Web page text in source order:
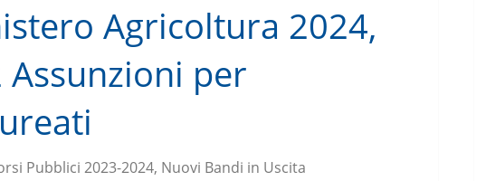
Agricoltura 2024,
per
Pubblici 2023-2024, Nuovi Bandi in Uscita